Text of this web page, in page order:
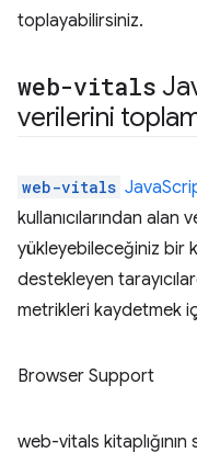
toplayabilirsiniz.
web-vitals
verilerini
web-vitals
kullanıcılarından
yükleyebileceğiniz bir
destekleyen
metrikleri kaydetmek
Browser Support
web-vitals